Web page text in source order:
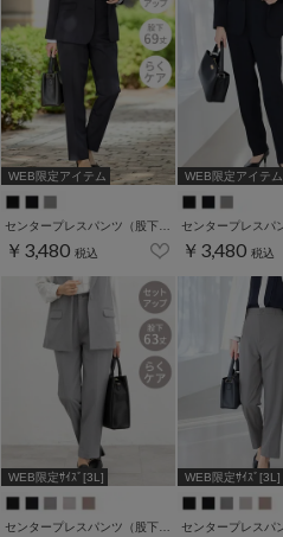
WEB限定アイテム
￥3,480 税込
WEB限定アイテム
￥3,480 税込
WEB限定ｻｲｽﾞ[3L] WEB限定ｻｲｽﾞ[3L]